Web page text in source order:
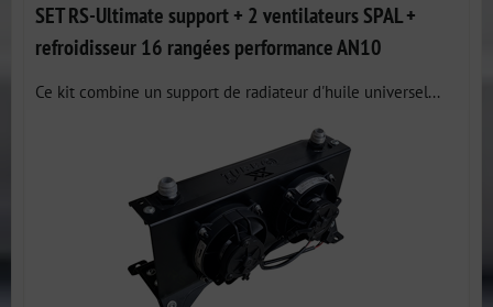
SET RS-Ultimate support + 2 ventilateurs SPAL +
refroidisseur 16 rangées performance AN10
Ce kit combine un support de radiateur d'huile universel...